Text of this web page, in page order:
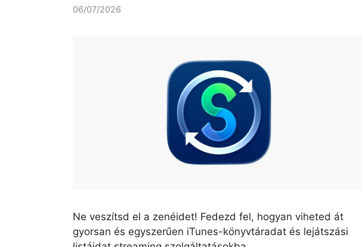
06/07/2026
Ne veszítsd el a zenéidet! Fedezd fel, hogyan viheted át
gyorsan és egyszerűen iTunes-könyvtáradat és lejátszási